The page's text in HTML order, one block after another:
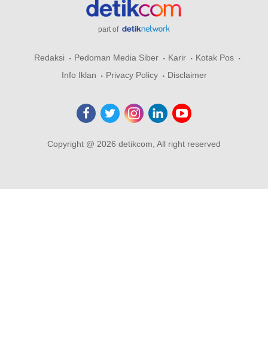
part of
Redaksi Pedoman Media Siber Karir
Kotak Pos
Info Iklan
Privacy Policy Disclaimer
Copyright @ 2026 detikcom, All right reserved